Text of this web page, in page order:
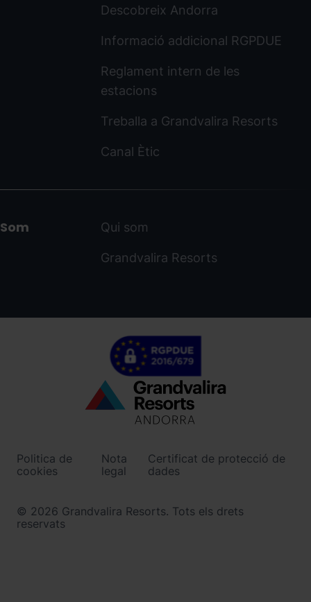
Descobreix Andorra
Informació addicional RGPDUE
Reglament intern de les
estacions
Treballa a Grandvalira Resorts
Canal Ètic
Som Qui som
Grandvalira Resorts
© 2026 Grandvalira Resorts. Tots els drets
reservats
-
ordinoarcalis.com
Certificat de protecció de
dades
Politica de
cookies
Nota
legal